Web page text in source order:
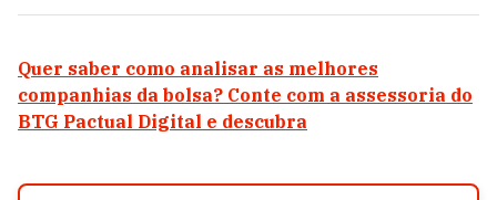
Quer saber como analisar as melhores
companhias da bolsa? Conte com a assessoria do
BTG Pactual Digital e descubra